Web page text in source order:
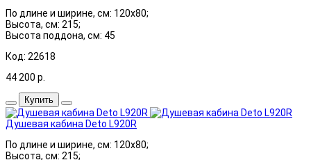
По длине и ширине, см: 120x80;
Высота, см: 215;
Высота поддона, см: 45
Код: 22618
44 200 р.
Купить
Душевая кабина Deto L920R
По длине и ширине, см: 120x80;
Высота, см: 215;